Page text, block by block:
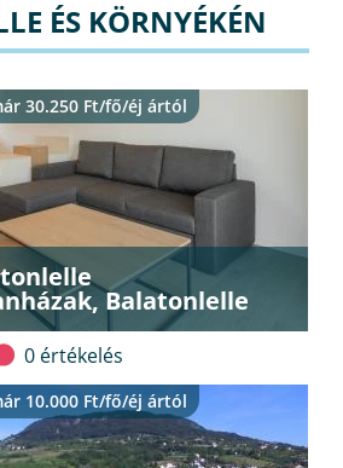
ÉS KÖRNYÉKÉN
Balatonlelle
30.250 Ft/fő/éj ártól
0 értékelés
10.000 Ft/fő/éj ártól